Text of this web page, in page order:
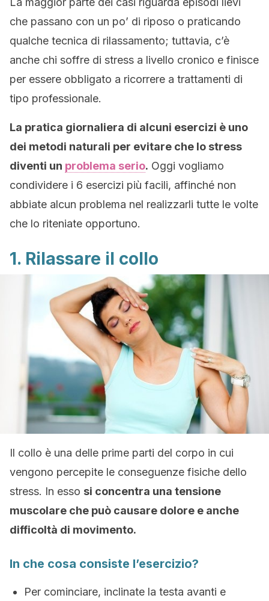
che passano con un po’ di riposo o praticando
qualche tecnica di rilassamento; tuttavia, c’è
anche chi soffre di stress a livello cronico e finisce
per essere obbligato a ricorrere a trattamenti di
tipo professionale.
La pratica giornaliera di alcuni esercizi è uno
dei metodi naturali per evitare che lo stress
diventi un problema serio. Oggi vogliamo
condividere i 6 esercizi più facili, affinché non
abbiate alcun problema nel realizzarli tutte le volte
che lo riteniate opportuno.
1. Rilassare il collo
Il collo è una delle prime parti del corpo in cui
vengono percepite le conseguenze fisiche dello
stress. In esso si concentra una tensione
muscolare che può causare dolore e anche
difficoltà di movimento.
In che cosa consiste l’esercizio?
Per cominciare, inclinate la testa avanti e